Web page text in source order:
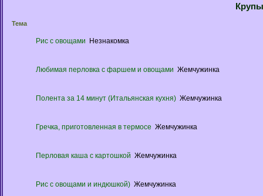
Тема
Рис с овощами Незнакомка
Любимая перловка с фаршем и овощами Жемчужинка
Полента за 14 минут (Итальянская кухня) Жемчужинка
Гречка, приготовленная в термосе Жемчужинка
Перловая каша с картошкой Жемчужинка
Рис с овощами и индюшкой) Жемчужинка